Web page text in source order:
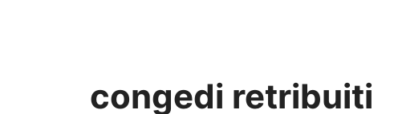
congedi retribuiti